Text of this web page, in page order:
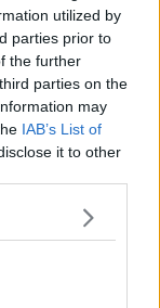
utilized by
parties prior to
the further
parties on the
may
IAB’s List of
it to other